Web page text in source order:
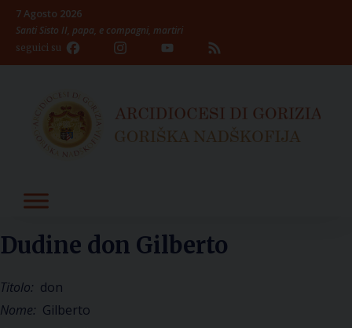
Skip
content
7 Agosto 2026
Santi Sisto II, papa, e compagni, martiri
seguici su Facebook InstagramYouTube
Channel
Dudine don Gilberto
Titolo: don
Nome: Gilberto